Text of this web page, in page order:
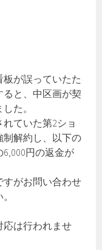
が誤っていたた
と、中区画が契
た。
ていた第2ショ
制解約し、以下の
円の返金が
がお問い合わせ
応は行われませ